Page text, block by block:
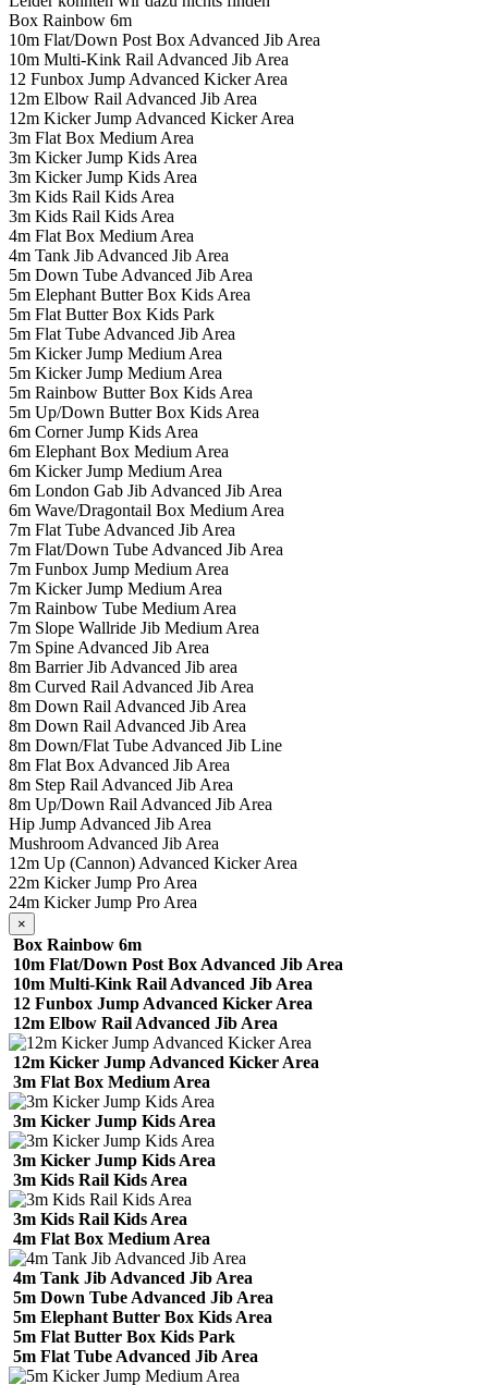
Box Rainbow 6m
10m Flat/Down Post Box Advanced Jib Area
10m Multi-Kink Rail Advanced Jib Area
12 Funbox Jump Advanced Kicker Area
12m Elbow Rail Advanced Jib Area
12m Kicker Jump Advanced Kicker Area
3m Flat Box Medium Area
3m Kicker Jump Kids Area
3m Kicker Jump Kids Area
3m Kids Rail Kids Area
3m Kids Rail Kids Area
4m Flat Box Medium Area
4m Tank Jib Advanced Jib Area
5m Down Tube Advanced Jib Area
5m Elephant Butter Box Kids Area
5m Flat Butter Box Kids Park
5m Flat Tube Advanced Jib Area
5m Kicker Jump Medium Area
5m Kicker Jump Medium Area
5m Rainbow Butter Box Kids Area
5m Up/Down Butter Box Kids Area
6m Corner Jump Kids Area
6m Elephant Box Medium Area
6m Kicker Jump Medium Area
6m London Gab Jib Advanced Jib Area
6m Wave/Dragontail Box Medium Area
7m Flat Tube Advanced Jib Area
7m Flat/Down Tube Advanced Jib Area
7m Funbox Jump Medium Area
7m Kicker Jump Medium Area
7m Rainbow Tube Medium Area
7m Slope Wallride Jib Medium Area
7m Spine Advanced Jib Area
8m Barrier Jib Advanced Jib area
8m Curved Rail Advanced Jib Area
8m Down Rail Advanced Jib Area
8m Down Rail Advanced Jib Area
8m Down/Flat Tube Advanced Jib Line
8m Flat Box Advanced Jib Area
8m Step Rail Advanced Jib Area
8m Up/Down Rail Advanced Jib Area
Hip Jump Advanced Jib Area
Mushroom Advanced Jib Area
12m Up (Cannon) Advanced Kicker Area
22m Kicker Jump Pro Area
24m Kicker Jump Pro Area
×
Box Rainbow 6m
10m Flat/Down Post Box Advanced Jib Area
10m Multi-Kink Rail Advanced Jib Area
12 Funbox Jump Advanced Kicker Area
12m Elbow Rail Advanced Jib Area
12m Kicker Jump Advanced Kicker Area
3m Flat Box Medium Area
3m Kicker Jump Kids Area
3m Kicker Jump Kids Area
3m Kids Rail Kids Area
3m Kids Rail Kids Area
4m Flat Box Medium Area
4m Tank Jib Advanced Jib Area
5m Down Tube Advanced Jib Area
5m Elephant Butter Box Kids Area
5m Flat Butter Box Kids Park
5m Flat Tube Advanced Jib Area